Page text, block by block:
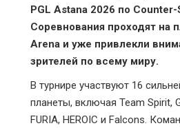
PGL Astana 2026 по
Соревнования проходят на
Arena и уже привлекли
зрителей по всему миру.
В турнире участвуют 16
планеты, включая Team Spirit,
FURIA, HEROIC и Falcons.